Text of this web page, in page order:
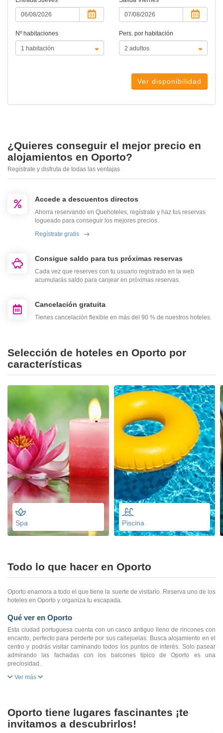
Nº habitaciones Pers. por habitación
Ver disponibilidad
¿Quieres conseguir el mejor precio en
alojamientos en Oporto?
Regístrate y disfruta de todas las ventajas
Accede a descuentos directos
Ahorra reservando en Quehoteles, regístrate y haz tus reservas
logueado para conseguir los mejores precios.
Regístrate gratis
Consigue saldo para tus próximas reservas
Cada vez que reserves con tu usuario registrado en la web
acumularás saldo para canjear en próximas reservas.
Cancelación gratuita
Tienes cancelación flexible en más del 90 % de nuestros hoteles.
Selección de hoteles en Oporto por
características
Spa Piscina
Todo lo que hacer en Oporto
Oporto enamora a todo el que tiene la suerte de visitarlo. Reserva uno de los
hoteles en Oporto y organiza tu escapada.
Qué ver en Oporto
Esta ciudad portuguesa cuenta con un casco antiguo lleno de rincones con
encanto, perfecto para perderte por sus callejuelas. Busca alojamiento en el
centro y podrás visitar caminando todos los puntos de interés. Solo pasear
admirando las fachadas con los balcones típico de Oporto es una
preciosidad.
Ver más
Oporto tiene lugares fascinantes ¡te
invitamos a descubrirlos!